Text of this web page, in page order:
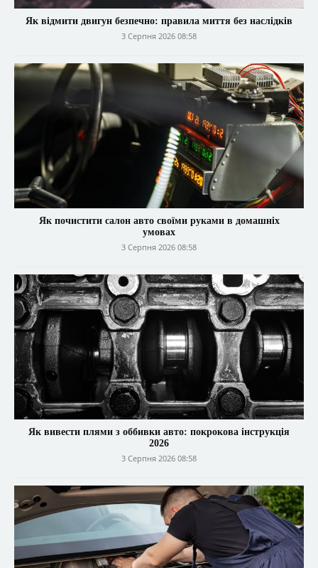
Як відмити двигун безпечно: правила миття без наслідків
3 Серпня 2026 08:58
Як почистити салон авто своїми руками в домашніх
умовах
3 Серпня 2026 08:58
Як вивести плями з оббивки авто: покрокова інструкція
2026
3 Серпня 2026 08:58